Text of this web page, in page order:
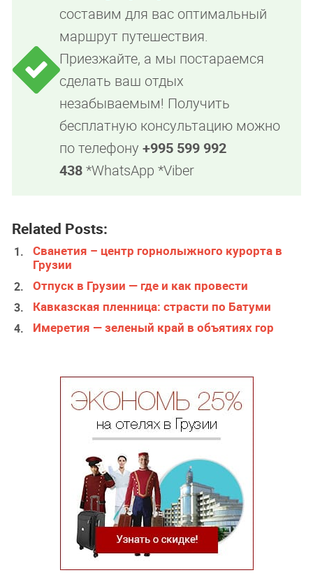
составим для вас оптимальный
маршрут путешествия.
Приезжайте, а мы постараемся
сделать ваш отдых
незабываемым! Получить
бесплатную консультацию можно
по телефону +995 599 992
438*WhatsApp *Viber
Related Posts:
Сванетия – центр горнолыжного курорта в
Грузии
Отпуск в Грузии — где и как провести
Кавказская пленница: страсти по Батуми
Имеретия — зеленый край в объятиях гор